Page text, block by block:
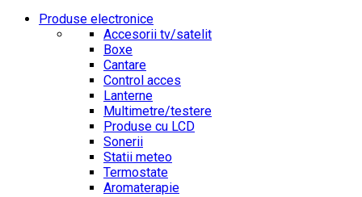
Produse electronice
Accesorii tv/satelit
Boxe
Cantare
Control acces
Lanterne
Multimetre/testere
Produse cu LCD
Sonerii
Statii meteo
Termostate
Aromaterapie